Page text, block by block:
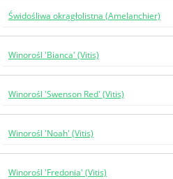
Świdośliwa okrągłolistna (Amelanchier)
Winorośl 'Bianca' (Vitis)
Winorośl 'Swenson Red' (Vitis)
Winorośl 'Noah' (Vitis)
Winorośl 'Fredonia' (Vitis)